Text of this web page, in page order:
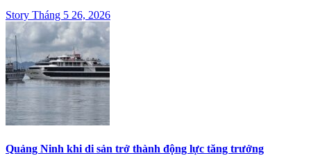
Story Tháng 5 26, 2026
Quảng Ninh khi di sản trở thành động lực tăng trưởng